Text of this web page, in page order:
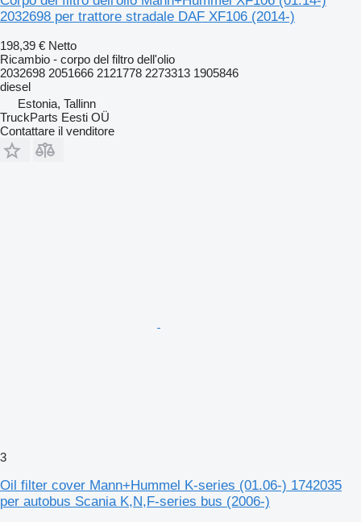
2032698 per trattore stradale DAF XF106 (2014-)
198,39 € Netto
Ricambio - corpo del filtro dell'olio
2032698 2051666 2121778 2273313 1905846
diesel
Estonia, Tallinn
TruckParts Eesti OÜ
Contattare il venditore
3
Oil filter cover Mann+Hummel K-series (01.06-) 1742035
per autobus Scania K,N,F-series bus (2006-)